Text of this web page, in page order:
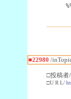
■22980 /
□投稿者/
□U R L/